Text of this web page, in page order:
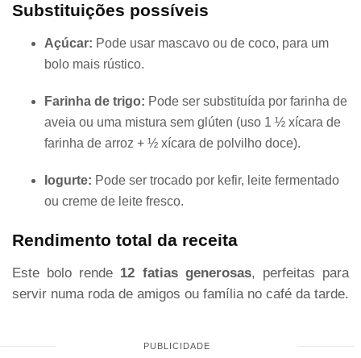
Substituições possíveis
Açúcar: Pode usar mascavo ou de coco, para um
bolo mais rústico.
Farinha de trigo: Pode ser substituída por farinha de
aveia ou uma mistura sem glúten (uso 1 ½ xícara de
farinha de arroz + ½ xícara de polvilho doce).
Iogurte: Pode ser trocado por kefir, leite fermentado
ou creme de leite fresco.
Rendimento total da receita
Este bolo rende 12 fatias generosas, perfeitas para
servir numa roda de amigos ou família no café da tarde.